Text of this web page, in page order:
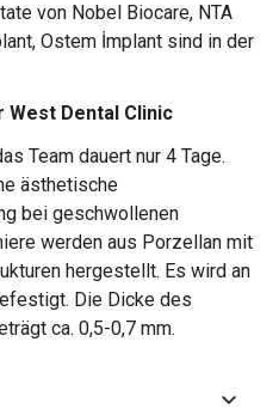
von Nobel Biocare, NTA
Ostem İmplant sind in der
West Dental Clinic
Team dauert nur 4 Tage.
ästhetische
bei geschwollenen
werden aus Porzellan mit
hergestellt. Es wird an
Die Dicke des
ca. 0,5-0,7 mm.